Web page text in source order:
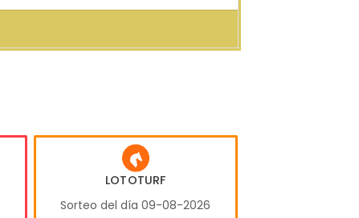
LOTOTURF
Sorteo del día 09-08-2026